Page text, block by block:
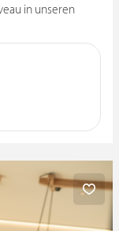
in unseren